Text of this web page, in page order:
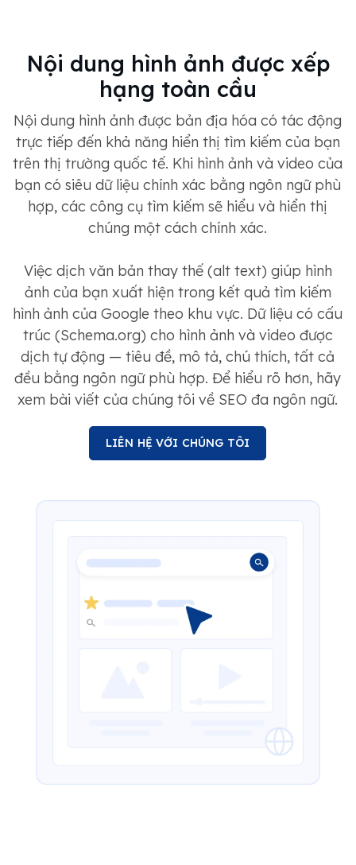
Nội dung hình ảnh được xếp
hạng toàn cầu
Nội dung hình ảnh được bản địa hóa có tác động
trực tiếp đến khả năng hiển thị tìm kiếm của bạn
trên thị trường quốc tế. Khi hình ảnh và video của
bạn có siêu dữ liệu chính xác bằng ngôn ngữ phù
hợp, các công cụ tìm kiếm sẽ hiểu và hiển thị
chúng một cách chính xác.
Việc dịch văn bản thay thế (alt text) giúp hình
ảnh của bạn xuất hiện trong kết quả tìm kiếm
hình ảnh của Google theo khu vực. Dữ liệu có cấu
trúc (Schema.org) cho hình ảnh và video được
dịch tự động — tiêu đề, mô tả, chú thích, tất cả
đều bằng ngôn ngữ phù hợp. Để hiểu rõ hơn, hãy
xem bài viết của chúng tôi về SEO đa ngôn ngữ.
LIÊN HỆ VỚI CHÚNG TÔI